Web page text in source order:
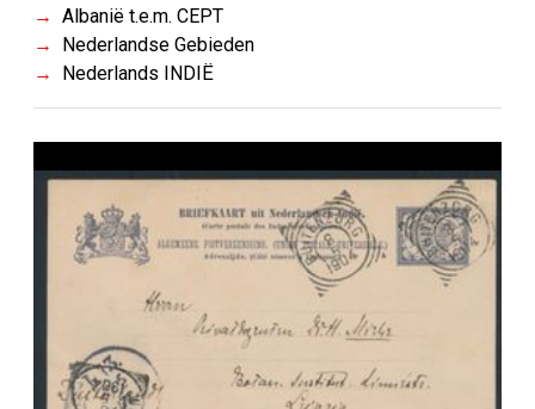
Albanië t.e.m. CEPT
Nederlandse Gebieden
Nederlands INDIË